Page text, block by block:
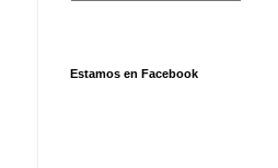
Estamos en Facebook